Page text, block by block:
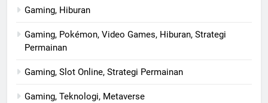
Gaming, Hiburan
Gaming, Pokémon, Video Games, Hiburan, Strategi
Permainan
Gaming, Slot Online, Strategi Permainan
Gaming, Teknologi, Metaverse